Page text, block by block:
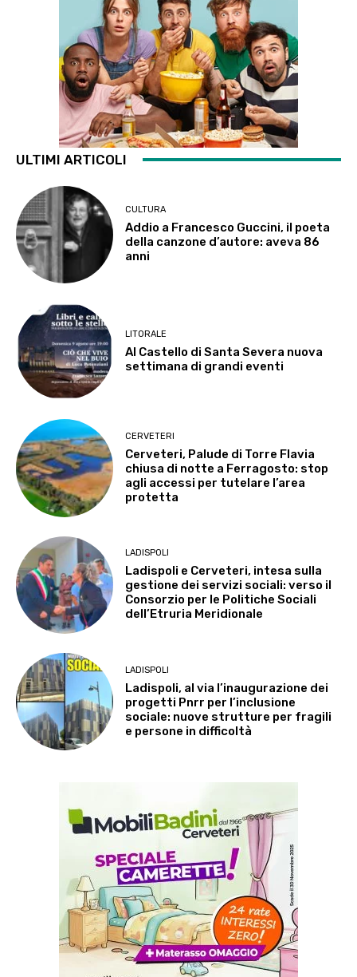
ULTIMI ARTICOLI
CULTURA
Addio a Francesco Guccini, il poeta
della canzone d’autore: aveva 86
anni
LITORALE
Al Castello di Santa Severa nuova
settimana di grandi eventi
CERVETERI
Cerveteri, Palude di Torre Flavia
chiusa di notte a Ferragosto: stop
agli accessi per tutelare l’area
protetta
LADISPOLI
Ladispoli e Cerveteri, intesa sulla
gestione dei servizi sociali: verso il
Consorzio per le Politiche Sociali
dell’Etruria Meridionale
LADISPOLI
Ladispoli, al via l’inaugurazione dei
progetti Pnrr per l’inclusione
sociale: nuove strutture per fragili
e persone in difficoltà